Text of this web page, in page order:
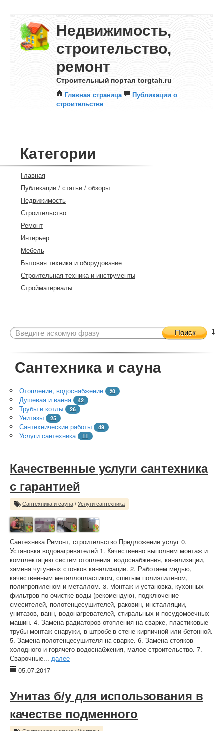
Недвижимость,
строительство,
ремонт
Строительный портал torgtah.ru
Главная страница
Публикации о
строительстве
Категории
Главная
Публикации / статьи / обзоры
Недвижимость
Строительство
Ремонт
Интерьер
Мебель
Бытовая техника и оборудование
Строительная техника и инструменты
Стройматериалы
Поиск
Сантехника и сауна
Отопление, водоснабжение 20
Душевая и ванна 42
Трубы и котлы 26
Унитазы 25
Сантехнические работы 49
Услуги сантехника 11
Качественные услуги сантехника
с гарантией
Сантехника и сауна / Услуги сантехника
Сантехника Ремонт, строительство Предложение услуг 0.
Установка водонагревателей 1. Качественно выполним монтаж и
комплектацию систем отопления, водоснабжения, канализации,
замена чугунных стояков канализации. 2. Работаем медью,
качественным металлопластиком, сшитым полиэтиленом,
полипропиленом и металлом. 3. Монтаж и установка, кухонных
фильтров по очистке воды (рекомендую), подключение
смесителей, полотенцесушителей, раковин, инсталляции,
унитазов, ванн, водонагревателей, стиральных и посудомоечных
машин. 4. Замена радиаторов отопления на сварке, пластиковые
трубы монтаж снаружи, в штробе в стене кирпичной или бетонной.
5. Замена полотенцесушителя на сварке. 6. Замена стояков
холодного и горячего водоснабжения, малое строительство. 7.
Сварочные... далее
05.07.2017
Унитаз б/у для использования в
качестве подменного